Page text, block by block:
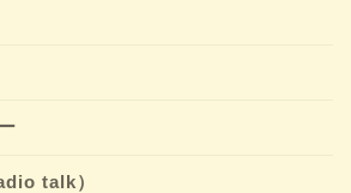
talk）